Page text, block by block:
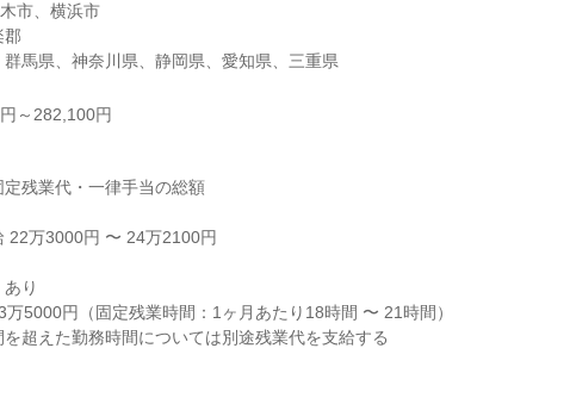
市、横浜市
郡
馬県、神奈川県、静岡県、愛知県、三重県
～282,100円
残業代・一律手当の総額
22万3000円 〜 24万2100円
り
万5000円（固定残業時間：1ヶ月あたり18時間 〜 21時間）
を超えた勤務時間については別途残業代を支給する